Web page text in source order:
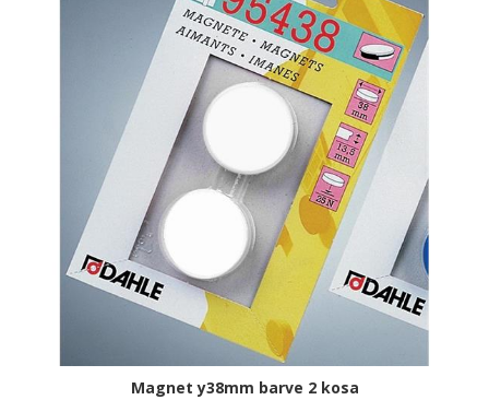
Magnet y38mm barve 2 kosa